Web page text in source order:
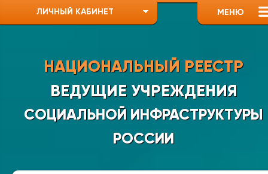
МЕНЮ
ЛИЧНЫЙ КАБИНЕТ
НАЦИОНАЛЬНЫЙ РЕЕСТР
ВЕДУЩИЕ УЧРЕЖДЕНИЯ
СОЦИАЛЬНОЙ ИНФРАСТРУКТУРЫ
РОССИИ